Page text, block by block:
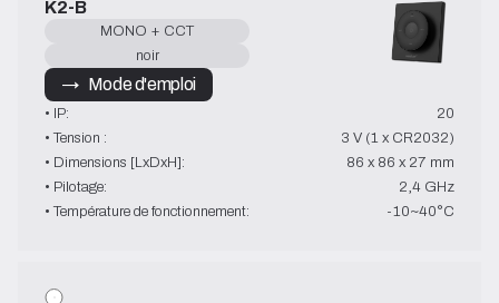
K2-B
MONO + CCT
noir
→   Mode d'emploi
• IP:
20
• Tension :
3 V (1 x CR2032)
• Dimensions [LxDxH]:
86 x 86 x 27 mm
• Pilotage:
2,4 GHz
• Température de fonctionnement:
-10~40°C